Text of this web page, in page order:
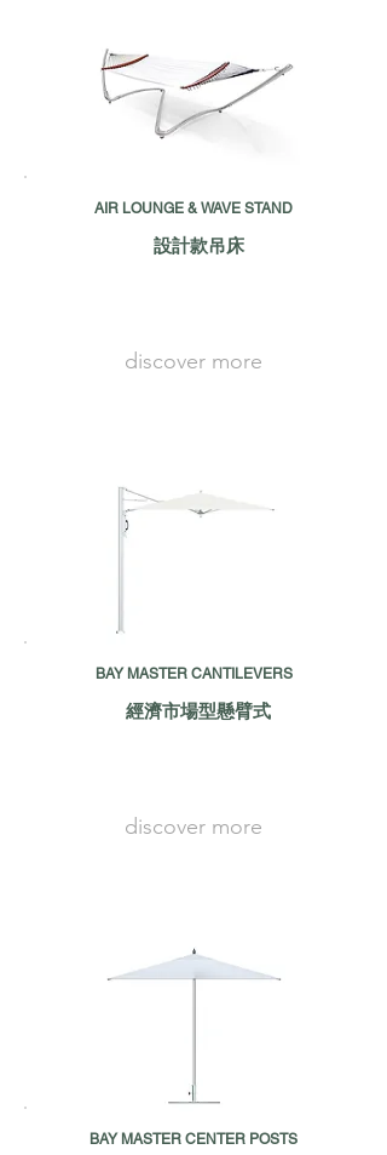
AIR LOUNGE & WAVE STAND
設計款吊床
discover more
BAY MASTER CANTILEVERS
經濟市場型懸臂式
discover more
BAY MASTER CENTER POSTS